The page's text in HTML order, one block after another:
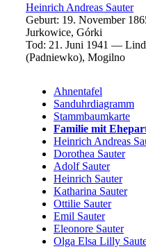
Heinrich Andreas Sauter
Geburt: 19. November
Jurkowice, Górki
Tod: 21. Juni 1941 —
(Padniewko), Mogilno
Ahnentafel
Sanduhrdiagramm
Stammbaumkarte
Familie mit
Heinrich Andreas
Dorothea Sauter
Adolf Sauter
Heinrich Sauter
Katharina Sauter
Ottilie Sauter
Emil Sauter
Eleonore Sauter
Olga Elsa Lilly